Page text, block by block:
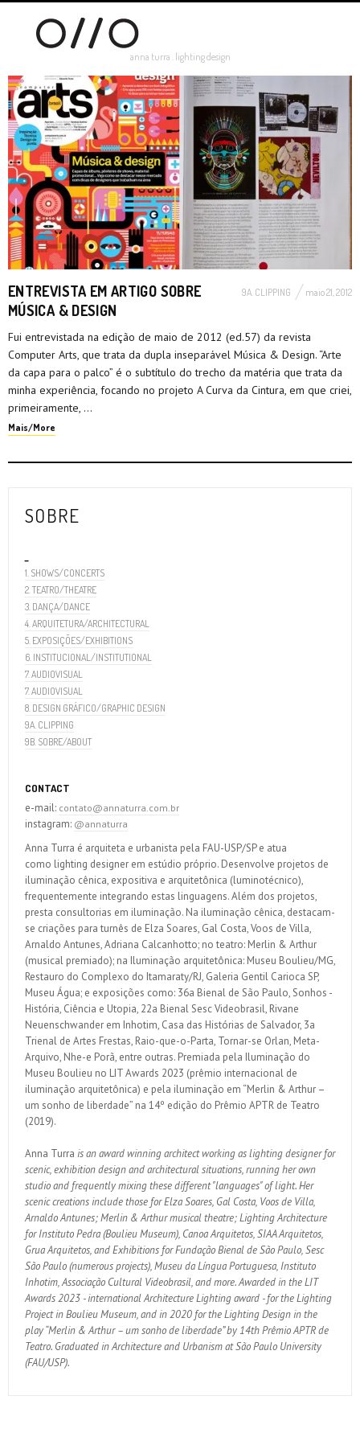
anna turra . lighting design
ENTREVISTA EM ARTIGO SOBRE
MÚSICA & DESIGN
9A. CLIPPING maio 21, 2012
Fui entrevistada na edição de maio de 2012 (ed.57) da revista
Computer Arts, que trata da dupla inseparável Música & Design. “Arte
da capa para o palco” é o subtítulo do trecho da matéria que trata da
minha experiência, focando no projeto A Curva da Cintura, em que criei,
primeiramente, …
Mais/More
SOBRE
1. SHOWS/CONCERTS
2. TEATRO/THEATRE
3. DANÇA/DANCE
4. ARQUITETURA/ARCHITECTURAL
5. EXPOSIÇÕES/EXHIBITIONS
6. INSTITUCIONAL/INSTITUTIONAL
7. AUDIOVISUAL
7. AUDIOVISUAL
8. DESIGN GRÁFICO/GRAPHIC DESIGN
9A. CLIPPING
9B. SOBRE/ABOUT
CONTACT
e-mail: contato@annaturra.com.br
instagram: @annaturra
Anna Turra é arquiteta e urbanista pela FAU-USP/SP e atua
como lighting designer em estúdio próprio. Desenvolve projetos de
iluminação cênica, expositiva e arquitetônica (luminotécnico),
frequentemente integrando estas linguagens. Além dos projetos,
presta consultorias em iluminação. Na iluminação cênica, destacam-
se criações para turnês de Elza Soares, Gal Costa, Voos de Villa,
Arnaldo Antunes, Adriana Calcanhotto; no teatro: Merlin & Arthur
(musical premiado); na Iluminação arquitetônica: Museu Boulieu/MG,
Restauro do Complexo do Itamaraty/RJ, Galeria Gentil Carioca SP,
Museu Água; e exposições como: 36a Bienal de São Paulo, Sonhos -
História, Ciência e Utopia, 22a Bienal Sesc Videobrasil, Rivane
Neuenschwander em Inhotim, Casa das Histórias de Salvador, 3a
Trienal de Artes Frestas, Raio-que-o-Parta, Tornar-se Orlan, Meta-
Arquivo, Nhe-e Porã, entre outras. Premiada pela Iluminação do
Museu Boulieu no LIT Awards 2023 (prêmio internacional de
iluminação arquitetônica) e pela iluminação em “Merlin & Arthur –
um sonho de liberdade” na 14º edição do Prêmio APTR de Teatro
(2019).
Anna Turra is an award winning architect working as lighting designer for
scenic, exhibition design and architectural situations, running her own
studio and frequently mixing these different "languages" of light. Her
scenic creations include those for Elza Soares, Gal Costa, Voos de Villa,
Arnaldo Antunes; Merlin & Arthur musical theatre; Lighting Architecture
for Instituto Pedra (Boulieu Museum), Canoa Arquitetos, SIAA Arquitetos,
Grua Arquitetos, and Exhibitions for Fundação Bienal de São Paulo, Sesc
São Paulo (numerous projects), Museu da Língua Portuguesa, Instituto
Inhotim, Associação Cultural Videobrasil, and more. Awarded in the LIT
Awards 2023 - international Architecture Lighting award - for the Lighting
Project in Boulieu Museum, and in 2020 for the Lighting Design in the
play “Merlin & Arthur – um sonho de liberdade” by 14th Prêmio APTR de
Teatro. Graduated in Architecture and Urbanism at São Paulo University
(FAU/USP).